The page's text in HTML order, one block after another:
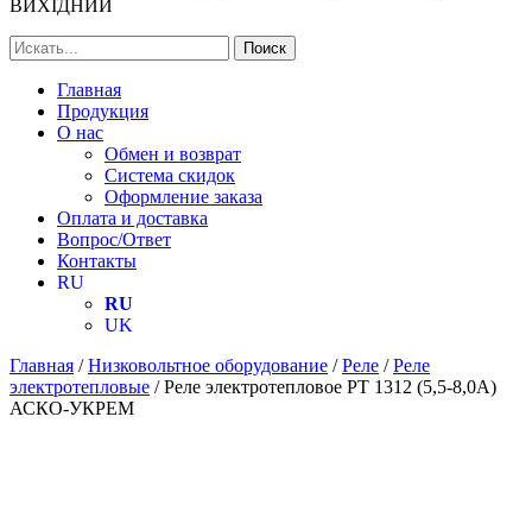
ВИХІДНИЙ
Главная
Продукция
О нас
Обмен и возврат
Система скидок
Оформление заказа
Оплата и доставка
Вопрос/Ответ
Контакты
RU
RU
UK
Главная /Низковольтное оборудование /Реле /Реле
электротепловые / Реле электротепловое PT 1312 (5,5-8,0А)
АСКО-УКРЕМ